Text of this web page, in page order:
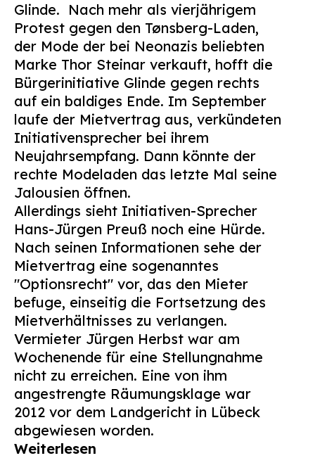
Infos & Broschüren
Archiv
Kontakt
Suchen
nach:
Glinde. Nach mehr als vierjährigem
Protest gegen den Tønsberg-Laden,
der Mode der bei Neonazis beliebten
Marke Thor Steinar verkauft, hofft die
Bürgerinitiative Glinde gegen rechts
auf ein baldiges Ende. Im September
laufe der Mietvertrag aus, verkündeten
Initiativensprecher bei ihrem
Neujahrsempfang. Dann könnte der
rechte Modeladen das letzte Mal seine
Jalousien öffnen.
Allerdings sieht Initiativen-Sprecher
Hans-Jürgen Preuß noch eine Hürde.
Nach seinen Informationen sehe der
Mietvertrag eine sogenanntes
"Optionsrecht" vor, das den Mieter
befuge, einseitig die Fortsetzung des
Mietverhältnisses zu verlangen.
Vermieter Jürgen Herbst war am
Wochenende für eine Stellungnahme
nicht zu erreichen. Eine von ihm
angestrengte Räumungsklage war
2012 vor dem Landgericht in Lübeck
abgewiesen worden.
Weiterlesen